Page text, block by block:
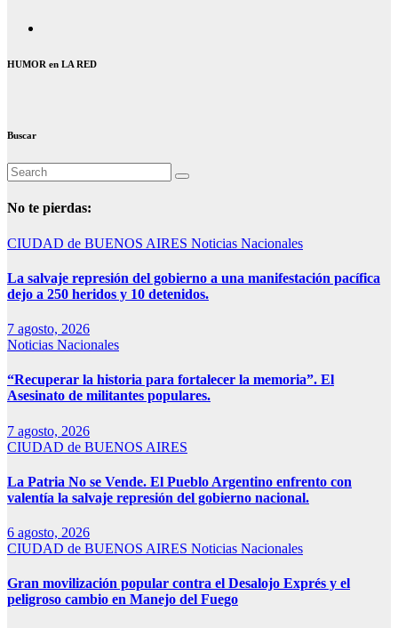
HUMOR en LA RED
Buscar
No te pierdas:
CIUDAD de BUENOS AIRES Noticias Nacionales
La salvaje represión del gobierno a una manifestación pacífica
dejo a 250 heridos y 10 detenidos.
7 agosto, 2026
Noticias Nacionales
“Recuperar la historia para fortalecer la memoria”. El
Asesinato de militantes populares.
7 agosto, 2026
CIUDAD de BUENOS AIRES
La Patria No se Vende. El Pueblo Argentino enfrento con
valentía la salvaje represión del gobierno nacional.
6 agosto, 2026
CIUDAD de BUENOS AIRES Noticias Nacionales
Gran movilización popular contra el Desalojo Exprés y el
peligroso cambio en Manejo del Fuego